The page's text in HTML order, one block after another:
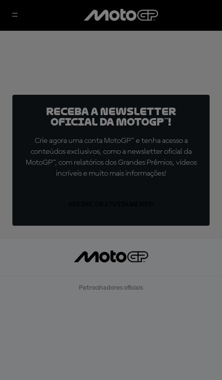
Receba a newsletter
oficial da MotoGP™!
Crie agora uma conta MotoGP™ e tenha acesso a
conteúdos exclusivos, como a newsletter oficial da
MotoGP™, com relatórios dos Grandes Prêmios, vídeos
incríveis e muito mais informações!
Patrocinadores oficiais